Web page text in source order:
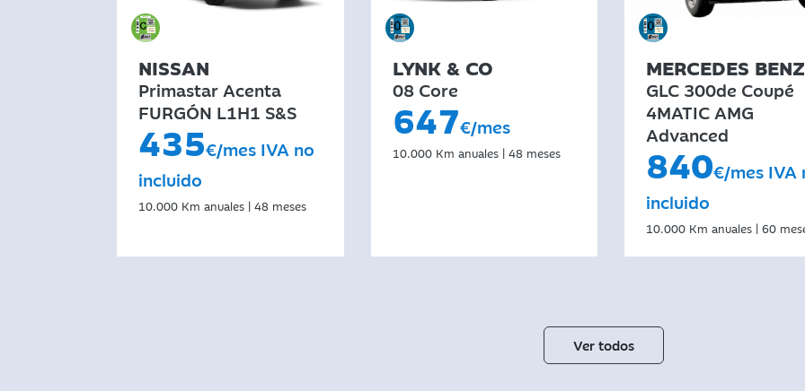
NISSAN
Primastar Acenta
FURGÓN L1H1 S&S
435€/mes IVA no
incluido
10.000 Km anuales | 48 meses
LYNK & CO
08 Core
647€/mes
10.000 Km anuales | 48 meses
MERCEDES BENZ
GLC 300de Coupé
4MATIC AMG
Advanced
840€/mes IVA
incluido
10.000 Km anuales | 60
Ver todos